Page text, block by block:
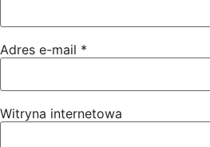
Adres e-mail *
Witryna internetowa